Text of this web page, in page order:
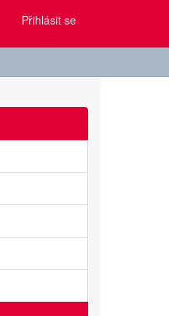
Přihlásit se